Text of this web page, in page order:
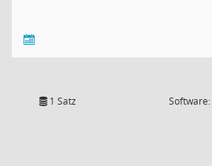
1 Satz Software: